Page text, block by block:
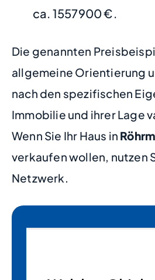
ca. 1557900 €.
Die genannten
allgemeine Orientierung
nach den spezifischen
Immobilie und ihrer Lage
Wenn Sie Ihr Haus in
verkaufen wollen, nutzen
Netzwerk.